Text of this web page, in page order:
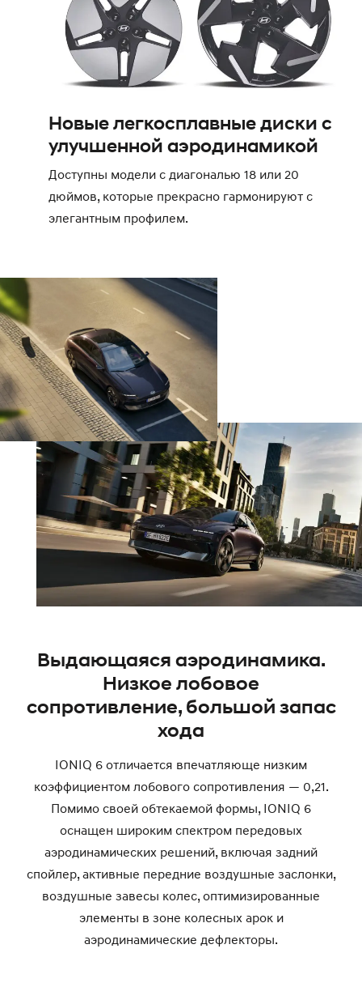
Новые легкосплавные диски с
улучшенной аэродинамикой
Доступны модели с диагональю 18 или 20
дюймов, которые прекрасно гармонируют с
элегантным профилем.
Выдающаяся аэродинамика.
Низкое лобовое
сопротивление, большой запас
хода
IONIQ 6 отличается впечатляюще низким
коэффициентом лобового сопротивления — 0,21.
Помимо своей обтекаемой формы, IONIQ 6
оснащен широким спектром передовых
аэродинамических решений, включая задний
спойлер, активные передние воздушные заслонки,
воздушные завесы колес, оптимизированные
элементы в зоне колесных арок и
аэродинамические дефлекторы.